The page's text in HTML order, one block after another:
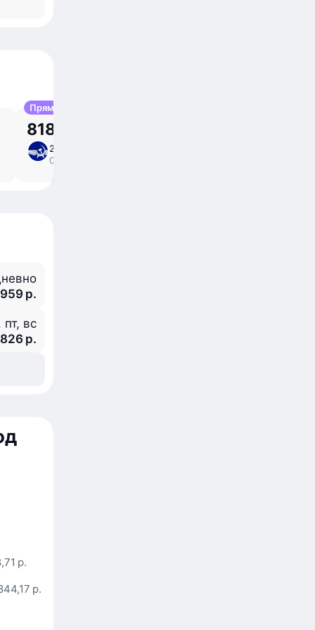
Прямой
818,02 р.
23 авг, вс
09:45 – 15:30
р.
пт, вс
р.
р.
р.